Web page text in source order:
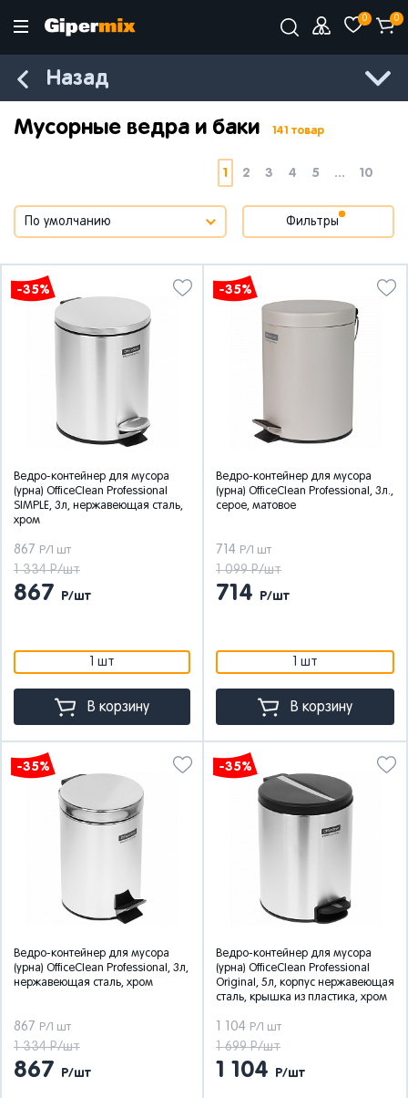
0 0
Назад
Мусорные ведра и баки 141 товар
1 2 3 4 5 ... 10
Фильтры
-35%
Ведро-контейнер для мусора
(урна) OfficeClean Professional
SIMPLE, 3л, нержавеющая сталь,
хром
867 Р/1 шт
1 334 Р/шт
867 Р/шт
1 шт
В корзину
-35%
Ведро-контейнер для мусора
(урна) OfficeClean Professional, 3л.,
серое, матовое
714 Р/1 шт
1 099 Р/шт
714 Р/шт
1 шт
В корзину
-35%
Ведро-контейнер для мусора
(урна) OfficeClean Professional, 3л,
нержавеющая сталь, хром
867 Р/1 шт
1 334 Р/шт
867 Р/шт
-35%
Ведро-контейнер для мусора
(урна) OfficeClean Professional
Original, 5л, корпус нержавеющая
сталь, крышка из пластика, хром
1 104 Р/1 шт
1 699 Р/шт
1 104 Р/шт